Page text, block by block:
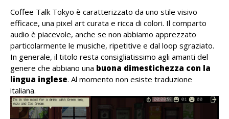
Coffee Talk Tokyo è caratterizzato da uno stile visivo
efficace, una pixel art curata e ricca di colori. Il comparto
audio è piacevole, anche se non abbiamo apprezzato
particolarmente le musiche, ripetitive e dal loop sgraziato.
In generale, il titolo resta consigliatissimo agli amanti del
genere che abbiano una buona dimestichezza con la
lingua inglese. Al momento non esiste traduzione
italiana.